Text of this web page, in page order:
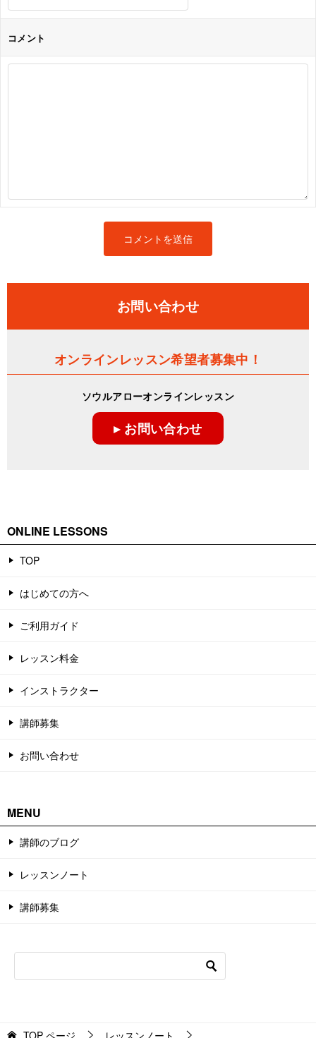
コメント
お問い合わせ
オンラインレッスン希望者募集中！
ソウルアローオンラインレッスン
▸ お問い合わせ
ONLINE LESSONS
TOP
はじめての方へ
ご利用ガイド
レッスン料金
インストラクター
講師募集
お問い合わせ
MENU
講師のブログ
レッスンノート
講師募集
TOP ページ レッスンノート